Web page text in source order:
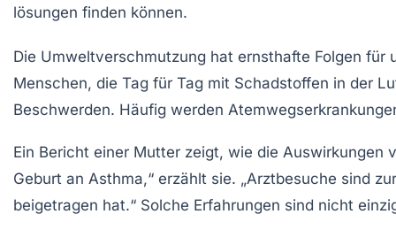
Die Umweltverschmutzung hat ernsthafte Folgen für
Menschen, die Tag für Tag mit Schadstoffen in der
Beschwerden. Häufig werden
Ein Bericht einer Mutter zeigt, wie die Auswirkungen
Geburt an Asthma,“ erzählt sie. „Arztbesuche sind
beigetragen hat.“ Solche Erfahrungen sind nicht